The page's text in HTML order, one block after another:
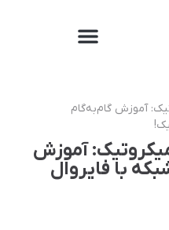
آموزش گام‌به‌گام
آموزش
با‌ فایروال